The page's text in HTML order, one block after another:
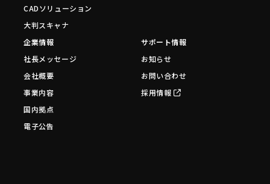
CADソリューション
大判スキャナ
企業情報
社長メッセージ
会社概要
事業内容
国内拠点
電子公告
サポート情報
お知らせ
お問い合わせ
採用情報